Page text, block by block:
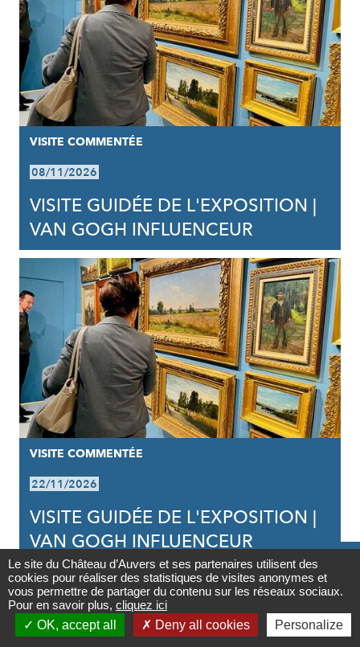
Contact

Newsletter
VISITE COMMENTÉE
08/11/2026
VISITE GUIDÉE DE L'EXPOSITION |
VAN GOGH INFLUENCEUR
VISITE COMMENTÉE
22/11/2026
VISITE GUIDÉE DE L'EXPOSITION |
VAN GOGH INFLUENCEUR
Le site du Château d’Auvers et ses partenaires utilisent des
cookies pour réaliser des statistiques de visites anonymes et
vous permettre de partager du contenu sur les réseaux sociaux.
Pour en savoir plus, cliquez ici
OK, accept all
Deny all cookies Personalize